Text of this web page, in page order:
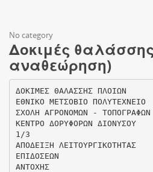
No category
Δοκιμές
αναθεώρηση)
ΔΟΚΙΜΕΣ ΘΑΛΑΣΣΗΣ ΠΛΟΙΩΝ
ΕΘΝΙΚΟ ΜΕΤΣΟΒΙΟ ΠΟΛΥΤΕΧΝΕΙΟ
ΣΧΟΛΗ ΑΓΡΟΝΟΜΩΝ - ΤΟΠΟΓΡΑΦΩΝ
ΚΕΝΤΡΟ ΔΟΡΥΦΟΡΩΝ ΔΙΟΝΥΣΟΥ
1/3
ΑΠΟΔΕΙΞΗ ΛΕΙΤΟΥΡΓΙΚΟΤΗΤΑΣ
ΕΠΙΔΟΣΕΩΝ
ΑΝΤΟΧΗΣ